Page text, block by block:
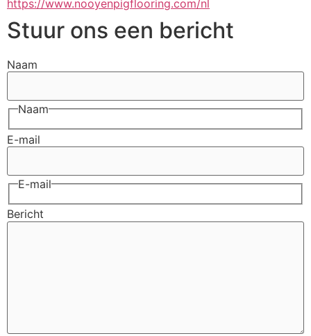
https://www.nooyenpigflooring.com/nl
Stuur ons een bericht
Naam
Naam
E-mail
E-mail
Bericht